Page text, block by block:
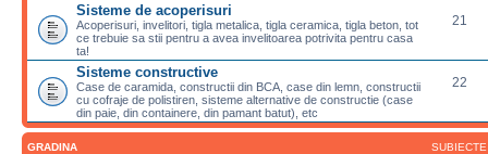
Sisteme de acoperisuri
Acoperisuri, invelitori, tigla metalica, tigla ceramica, tigla beton, tot
ce trebuie sa stii pentru a avea invelitoarea potrivita pentru casa
ta!
21
Sisteme constructive
Case de caramida, constructii din BCA, case din lemn, constructii
cu cofraje de polistiren, sisteme alternative de constructie (case
din paie, din containere, din pamant batut), etc
22
GRADINA SUBIECTE